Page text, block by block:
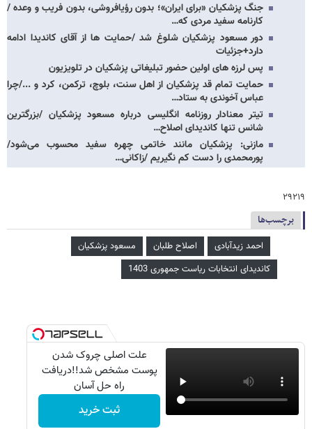
جنگ پزشکیان «برای ایران»؛ بدون رؤیافروشی، بدون فریب و وعده /
کارنامه سفید مردی که…
دور مسعود پزشکیان شلوغ شد /حمایت ها از آقای کاندیدا ادامه
دارد+جزئیات
پس لرزه های اولین حضور تبلیغاتی پزشکیان در تلویزیون
حمایت تمام قد پزشکیان از اهل سنت، بلوچ، ترکمن، کرد و .../چرا
عباس آخوندی به ستاد…
تیتر معنادار روزنامه انگلیسی درباره مسعود پزشکیان /بزرگترین
شانس تنها کاندیدای اصلاح…
مازنی: پزشکیان مانند خاتمی چهره سفید محسوب می‌شود/
پورمحمدی را دست کم نگیریم /زاکانی…
۲۹۲۱۹
برچسب‌ها
احمد زیدآبادی اصلاح طلبان
مسعود پزشکیان
کاندیدای انتخابات ریاست جمهوری 1403
علت اصلی چروک شدن
پوست مشخص شد!!دریافت
راه حل آسان
ثبت خرید